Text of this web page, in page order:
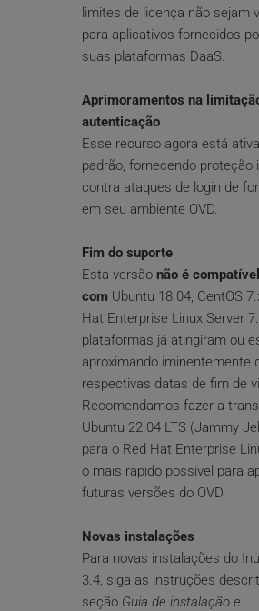
limites de licença não sejam
para aplicativos fornecidos
suas plataformas DaaS.
Aprimoramentos na
autenticação
Esse recurso agora está
padrão, fornecendo proteção
contra ataques de login de
em seu ambiente OVD.
Fim do suporte
Esta versão não é compatível
com Ubuntu 18.04, CentOS
Hat Enterprise Linux Server
plataformas já atingiram ou
aproximando iminentemente
respectivas datas de fim de
Recomendamos fazer a
Ubuntu 22.04 LTS (Jammy
para o Red Hat Enterprise
o mais rápido possível para
futuras versões do OVD.
Novas instalações
Para novas instalações do
3.4, siga as instruções
seção Guia de instalação e